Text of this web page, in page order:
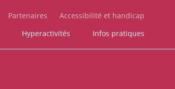
Partenaires
Accessibilité et handicap
Hyperactivités Infos pratiques